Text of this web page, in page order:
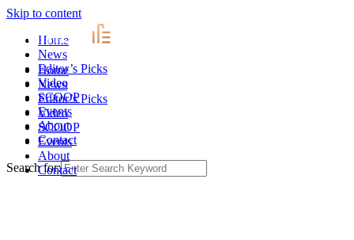
Skip to content
Home
News
Editor’s Picks
Video
SCOOP
Events
About
Contact
Home
News
Editor’s Picks
Video
SCOOP
Events
About
Contact
Search for: